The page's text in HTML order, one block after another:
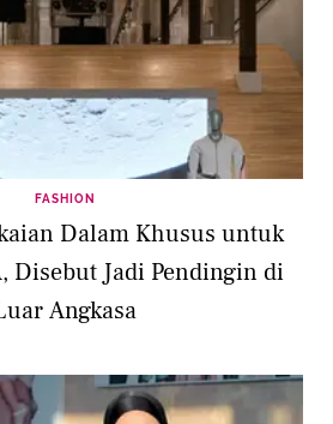
FASHION
Dalam Khusus untuk
Disebut Jadi Pendingin di
Angkasa